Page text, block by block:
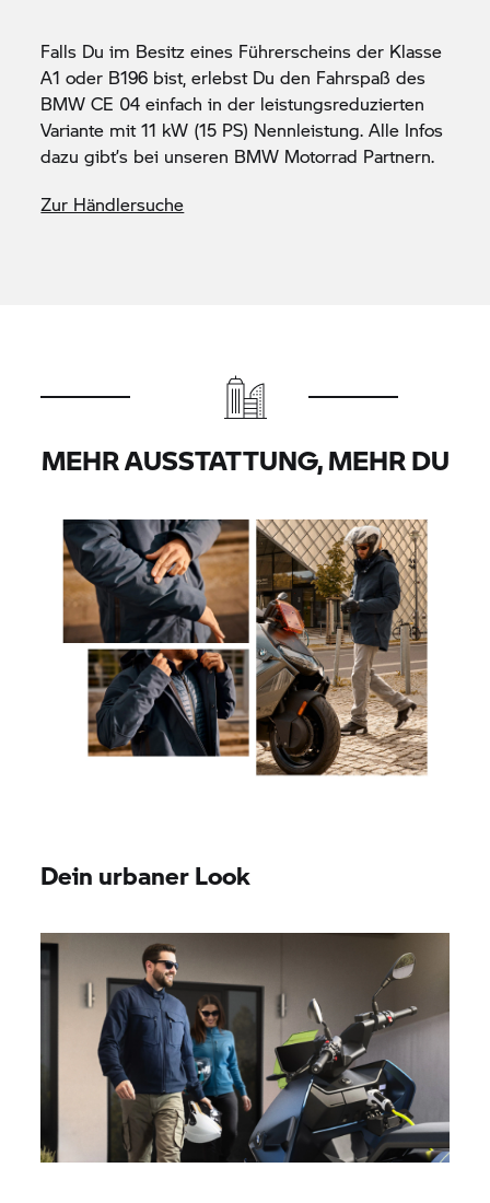
Falls Du im Besitz eines Führerscheins der Klasse
A1 oder B196 bist, erlebst Du den Fahrspaß des
BMW CE 04 einfach in der leistungsreduzierten
Variante mit 11 kW (15 PS) Nennleistung. Alle Infos
dazu gibt’s bei unseren BMW Motorrad Partnern.
Zur Händlersuche
MEHR AUSSTATTUNG, MEHR DU
Dein urbaner Look